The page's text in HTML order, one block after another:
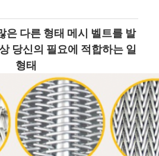
은 다른 형태 메시 벨트를 발
당신의 필요에 적합하는 일
형태